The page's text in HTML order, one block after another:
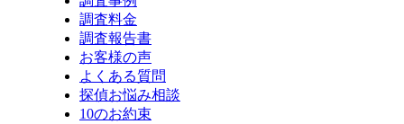
調査料金
調査報告書
お客様の声
よくある質問
探偵お悩み相談
10のお約束